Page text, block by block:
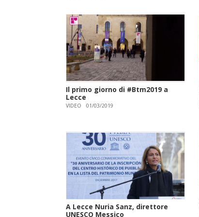
Il primo giorno di #Btm2019 a
Lecce
VIDEO 01/03/2019
A Lecce Nuria Sanz, direttore
UNESCO Messico